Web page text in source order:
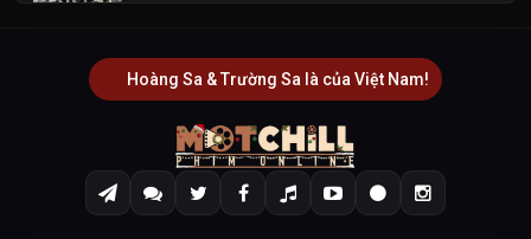
Hoàng Sa & Trường Sa là của Việt Nam!